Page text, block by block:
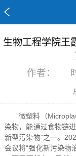
生物工程学院王
作者：
微塑料（
染物，能通过食物链
新型污染物”之一。
会议将“强化新污染物